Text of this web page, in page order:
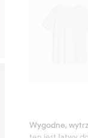
krótkimi
Wygodne,